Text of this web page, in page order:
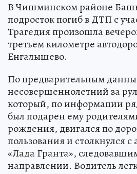
В Чишминском районе
подросток погиб в ДТП с
Трагедия произошла
третьем километре
Енгалышево.
По предварительным
несовершеннолетний за
который, по информации
был подарен ему
рождения, двигался по
пользования и столкнулся
«Лада Гранта»,
направлении. Водитель